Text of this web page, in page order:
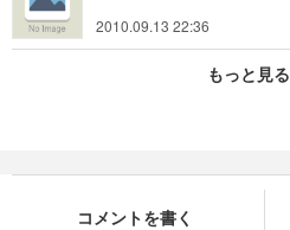
2010.09.13 22:36
もっと見る
コメントを書く